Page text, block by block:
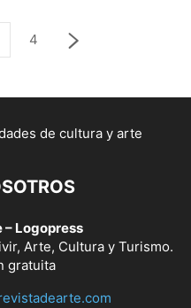
4
– Logopress
Arte, Cultura y Turismo.
gratuita